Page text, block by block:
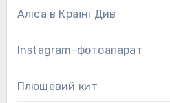
Аліса в Країні Див
Instagram-фотоапарат
Плюшевий кит